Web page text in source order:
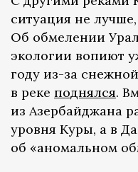
ситуация не
Об обмелении
экологии вопиют
году из-за
в реке поднялся.
из Азербайджана
уровня Куры, а в
об «аномальном